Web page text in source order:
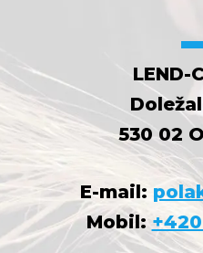
LEND-
530 02
E-mail:
Mobil: